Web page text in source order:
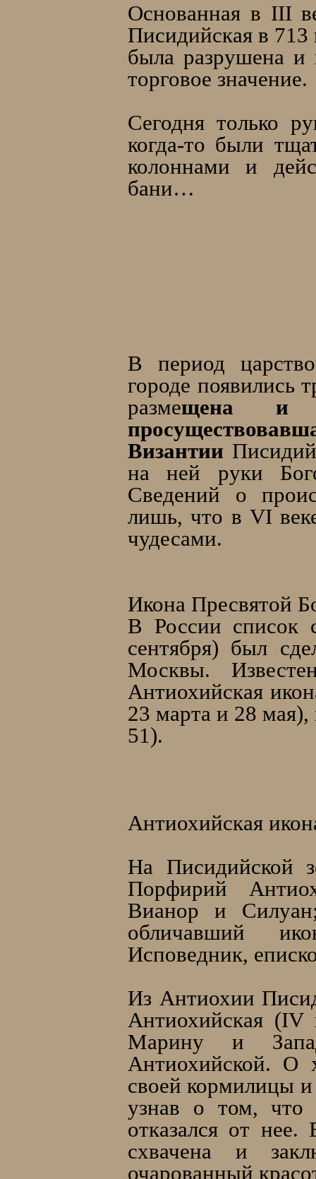
Основанная в III
Писидийская в 713
была разрушена и
торговое значение.
Сегодня только
когда-то были
колоннами и
бани…
В период
городе появились
размещена и
Византии
на ней руки
Сведений о
лишь, что в VI
чудесами.
Икона Пресвятой
В России список
сентября) был
Москвы.
Антиохийская
23 марта и 28 мая),
51).
Антиохийская
На Писидийской
Порфирий
Вианор и
обличавший
Исповедник,
Из Антиохии
Антиохийская
Марину и
Антиохийской. О
своей кормилицы
узнав о том, что
отказался от
схвачена и
очарованный